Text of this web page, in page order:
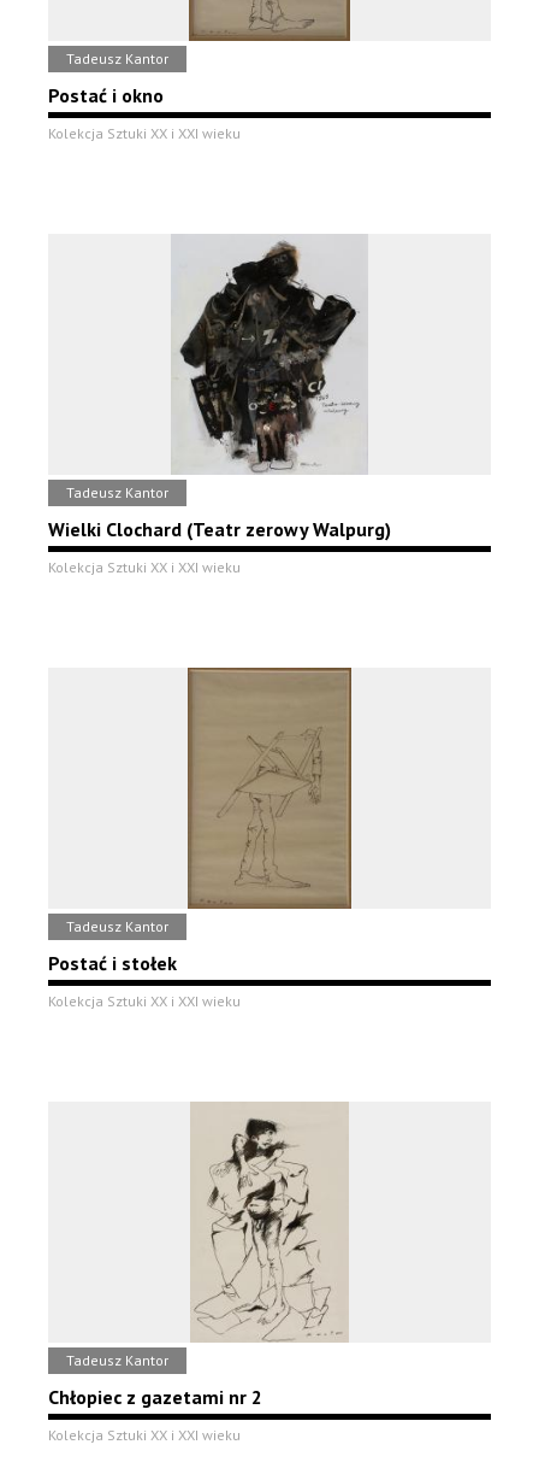
Tadeusz Kantor
Postać i okno
Kolekcja Sztuki XX i XXI wieku
Tadeusz Kantor
Wielki Clochard (Teatr zerowy Walpurg)
Kolekcja Sztuki XX i XXI wieku
Tadeusz Kantor
Postać i stołek
Kolekcja Sztuki XX i XXI wieku
Tadeusz Kantor
Chłopiec z gazetami nr 2
Kolekcja Sztuki XX i XXI wieku